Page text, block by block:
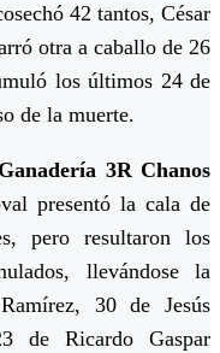
42 tantos, César
otra a caballo de 26
los últimos 24 de
de la muerte.
Ganadería 3R Chanos
presentó la cala de
pero resultaron los
llevándose la
30 de Jesús
de Ricardo Gaspar